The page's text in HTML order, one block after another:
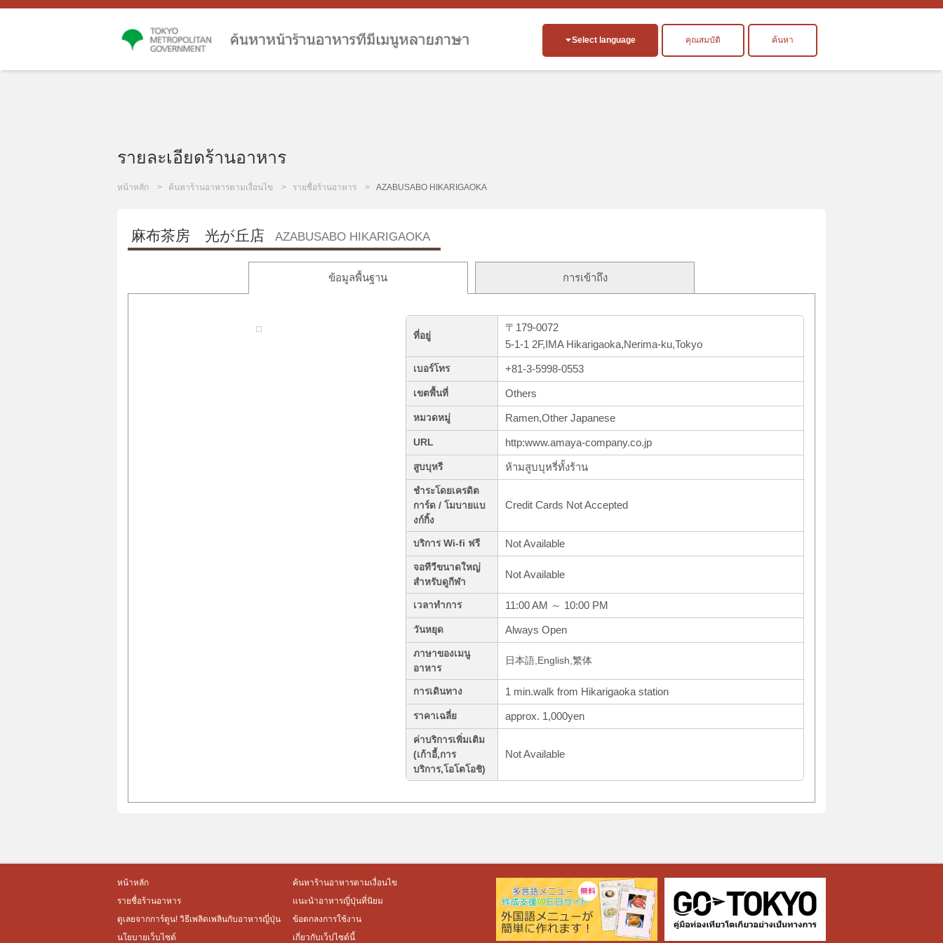
Select language คุณสมบัติ ค้นหา
รายละเอียดร้านอาหาร
หน้าหลัก ค้นหาร้านอาหารตามเงื่อนไข รายชื่อร้านอาหาร AZABUSABO HIKARIGAOKA
麻布茶房 光が丘店 AZABUSABO HIKARIGAOKA
ข้อมูลพื้นฐาน การเข้าถึง
ที่อยู่
〒179-0072
5-1-1 2F,IMA Hikarigaoka,Nerima-ku,Tokyo
เบอร์โทร +81-3-5998-0553
เขตพื้นที่ Others
หมวดหมู่ Ramen,Other Japanese
URL http:www.amaya-company.co.jp
สูบบุหรี ห้ามสูบบุหรี่ทั้งร้าน
ชำระโดยเครดิต
การ์ด / โมบายแบ
งก์กิ้ง
Credit Cards Not Accepted
บริการ Wi-fi ฟรี Not Available
จอทีวีขนาดใหญ่
สำหรับดูกีฬา
Not Available
เวลาทำการ 11:00 AM ～ 10:00 PM
วันหยุด Always Open
ภาษาของเมนู
อาหาร
日本語,English,繁体
การเดินทาง 1 min.walk from Hikarigaoka station
ราคาเฉลี่ย approx. 1,000yen
ค่าบริการเพิ่มเติม
(เก้าอี้,การ
บริการ,โอโตโอชิ)
Not Available
หน้าหลัก
ค้นหาร้านอาหารตามเงื่อนไข
รายชื่อร้านอาหาร
แนะนำอาหารญี่ปุ่นที่นิยม
ดูเลยจากการ์ตูน! วิธีเพลิดเพลินกับอาหารญี่ปุ่น
ข้อตกลงการใช้งาน
นโยบายเว็บไซต์
เกี่ยวกับเว็ปไซต์นี้